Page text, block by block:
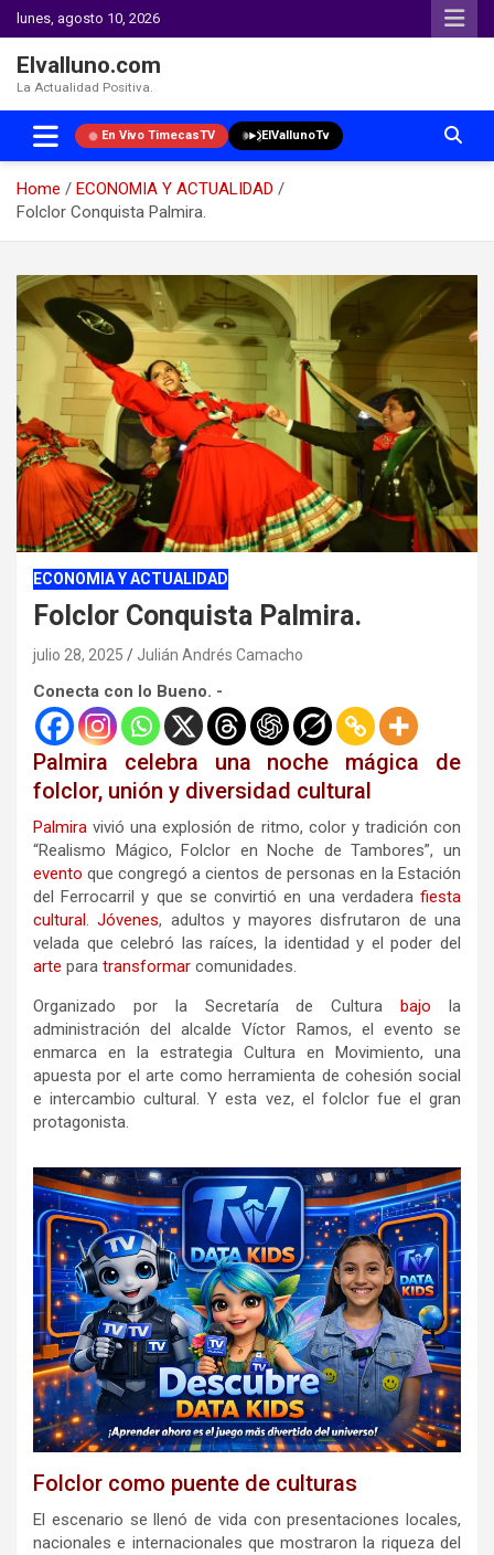
lunes, agosto 10, 2026
Elvalluno.com
La Actualidad Positiva.
En Vivo TimecasTV ElVallunoTv
Home
ECONOMIA Y ACTUALIDAD
Folclor Conquista Palmira.
content
ECONOMIA Y ACTUALIDAD
Folclor Conquista Palmira.
julio 28, 2025 Julián Andrés Camacho
Conecta con lo Bueno. -
Palmira celebra una noche mágica de
folclor, unión y diversidad cultural
Palmira vivió una explosión de ritmo, color y tradición con
“Realismo Mágico, Folclor en Noche de Tambores”, un
evento que congregó a cientos de personas en la Estación
del Ferrocarril y que se convirtió en una verdadera fiesta
cultural.Jóvenes, adultos y mayores disfrutaron de una
velada que celebró las raíces, la identidad y el poder del
arte para transformar comunidades.
Organizado por la Secretaría de Culturabajo la
administración del alcalde Víctor Ramos, el evento se
enmarca en la estrategia Cultura en Movimiento, una
apuesta por el arte como herramienta de cohesión social
e intercambio cultural. Y esta vez, el folclor fue el gran
protagonista.
Folclor como puente de culturas
El escenario se llenó de vida con presentaciones locales,
nacionales e internacionales que mostraron la riqueza del